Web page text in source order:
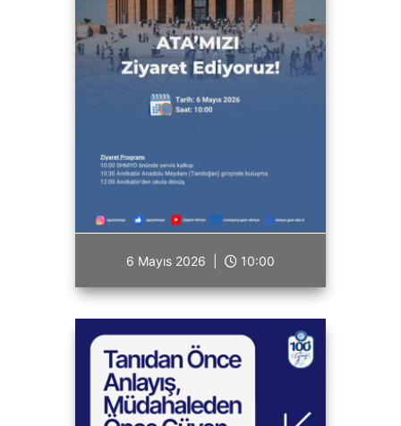
6 Mayıs 2026 | 10:00